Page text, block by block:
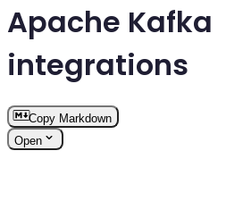
Apache Kafka
integrations
Copy Markdown
Open